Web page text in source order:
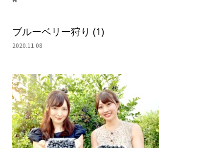
ブルーベリー狩り (1)
2020.11.08